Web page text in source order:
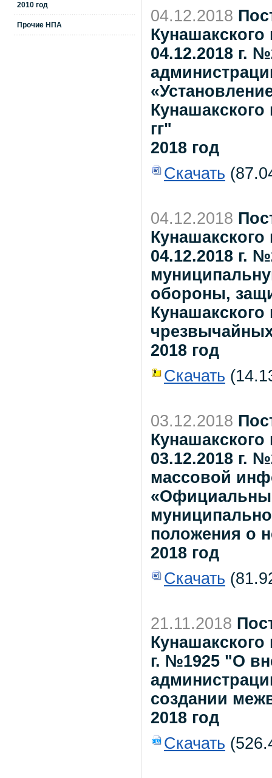
2010 год
Прочие НПА
04.12.2018
04.12.2018 г.
гг"
2018 год
Скачать
04.12.2018
04.12.2018 г.
обороны,
2018 год
Скачать
03.12.2018
03.12.2018 г.
массовой
положения о
2018 год
Скачать
21.11.2018
Кунашакского
г. №1925 "О
создании
2018 год
Скачать